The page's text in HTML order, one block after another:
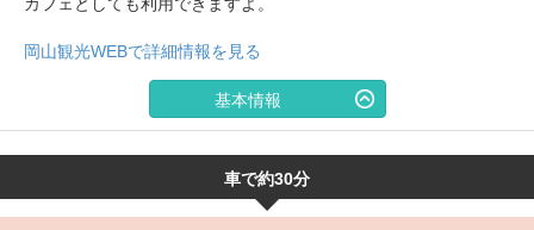
岡山観光WEBで詳細情報を見る
基本情報
車で約30分